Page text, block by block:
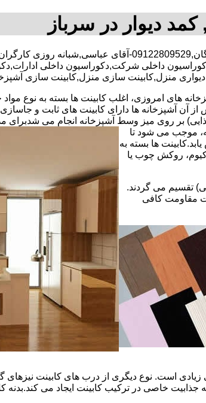
دیوار در سرباز
داخلی شرکت,دکوراسیون داخلی
منزل,کابینت سازی منزل,کابینت سازی
های امروزی، اغلب کابینت ها بسته به نوع مواد
آن آشپزخانه ها دارای کابینت های ثابت و
بر روی میز وسط آشپزخانه انجام می شدبرای
موجب می شود تا
ها بسته به
روکش چوب یا
تقسیم می گردند.
مقاومت کافی
و١٩و٢٠و٢٢ میل است که با روکش پی وی سی دارای ۶ تیپ و تنوع رنگی زیادی است. نوع
خاصی در ترکیب کابینت ایجاد می کند.بدنه